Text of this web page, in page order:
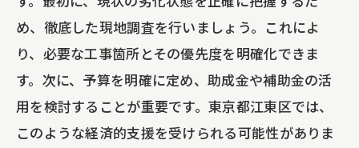
め、徹底した現地調査を行いましょう。これによ
り、必要な工事箇所とその優先度を明確化できま
す。次に、予算を明確に定め、助成金や補助金の活
用を検討することが重要です。東京都江東区では、
このような経済的支援を受けられる可能性がありま